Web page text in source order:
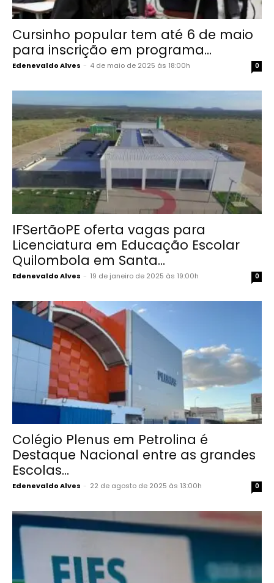
Cursinho popular tem até 6 de maio
para inscrição em programa...
Edenevaldo Alves - 4 de maio de 2025 às 18:00h 0
IFSertãoPE oferta vagas para
Licenciatura em Educação Escolar
Quilombola em Santa...
Edenevaldo Alves - 19 de janeiro de 2025 às 19:00h 0
Colégio Plenus em Petrolina é
Destaque Nacional entre as grandes
Escolas...
Edenevaldo Alves - 22 de agosto de 2025 às 13:00h 0